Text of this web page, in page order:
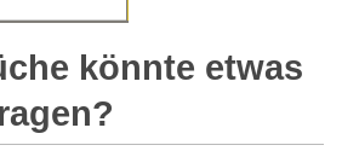
könnte etwas